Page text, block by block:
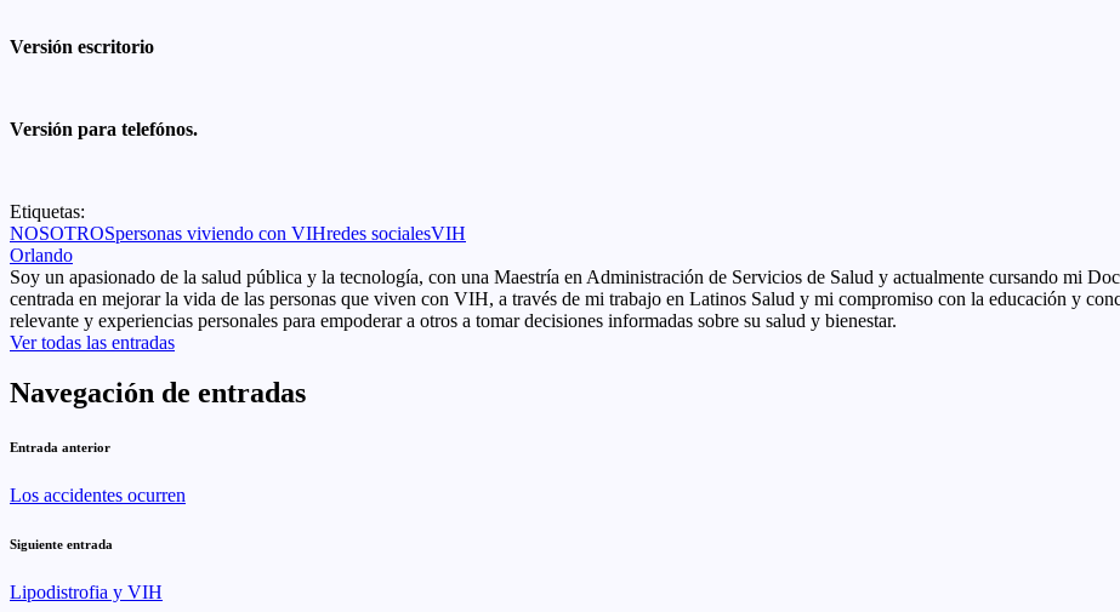
Versión escritorio
Versión para telefónos.
Etiquetas:
NOSOTROSpersonas viviendo con VIHredes socialesVIH
Orlando
Soy un apasionado de la salud pública y la tecnología, con una Maestría en Administración de Servicios de Salud y actualmente cursando mi
centrada en mejorar la vida de las personas que viven con VIH, a través de mi trabajo en Latinos Salud y mi compromiso con la educación y
relevante y experiencias personales para empoderar a otros a tomar decisiones informadas sobre su salud y bienestar.
Ver todas las entradas
Navegación de entradas
Entrada anterior
Los accidentes ocurren
Siguiente entrada
Lipodistrofia y VIH